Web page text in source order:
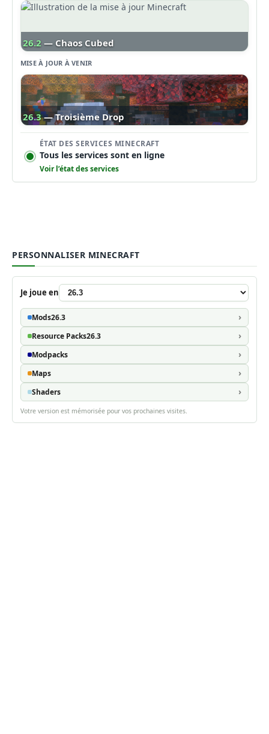
26.2 — Chaos Cubed
MISE À JOUR À VENIR
26.3 — Troisième Drop
ÉTAT DES SERVICES MINECRAFT
Tous les services sont en ligne
Voir l’état des services
PERSONNALISER MINECRAFT
Je joue en
Mods26.3
Resource Packs26.3
Modpacks
Maps
Shaders
Votre version est mémorisée pour vos prochaines visites.